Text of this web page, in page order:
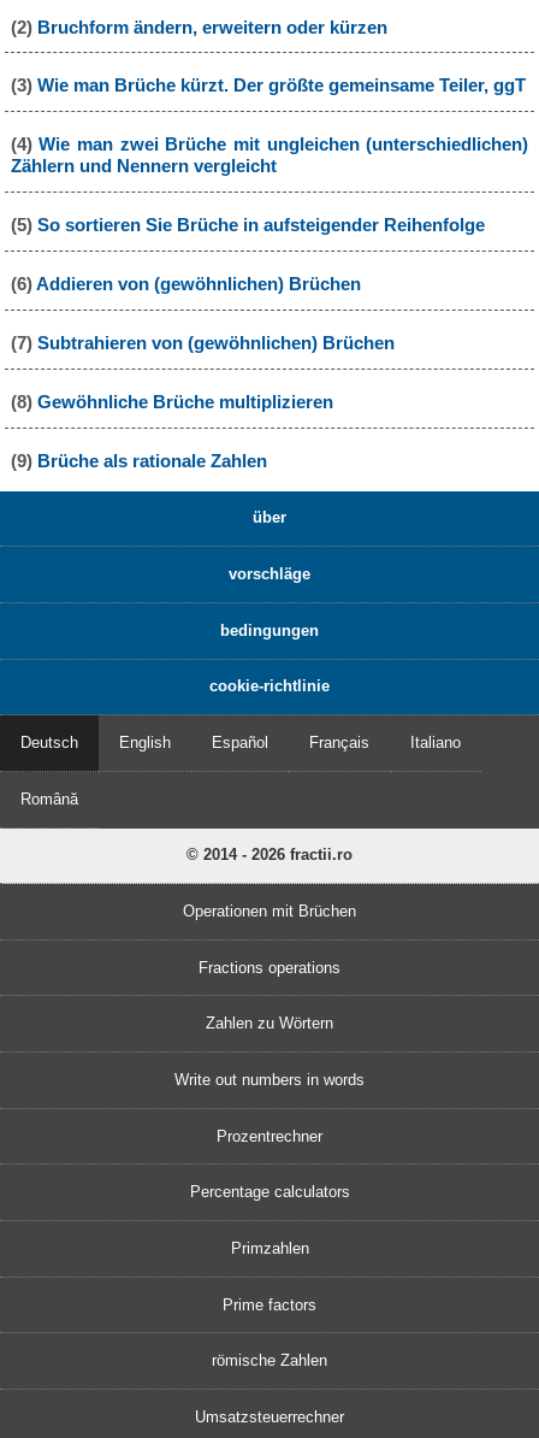
(2) Bruchform ändern, erweitern oder kürzen
(3) Wie man Brüche kürzt. Der größte gemeinsame Teiler, ggT
(4)Wie man zwei Brüche mit ungleichen (unterschiedlichen)
Zählern und Nennern vergleicht
(5) So sortieren Sie Brüche in aufsteigender Reihenfolge
(6)Addieren von (gewöhnlichen) Brüchen
(7) Subtrahieren von (gewöhnlichen) Brüchen
(8) Gewöhnliche Brüche multiplizieren
(9) Brüche als rationale Zahlen
über
vorschläge
bedingungen
cookie-richtlinie
Deutsch English Español Français Italiano
Română
© 2014 - 2026 fractii.ro
Operationen mit Brüchen
Fractions operations
Zahlen zu Wörtern
Write out numbers in words
Prozentrechner
Percentage calculators
Primzahlen
Prime factors
römische Zahlen
Umsatzsteuerrechner